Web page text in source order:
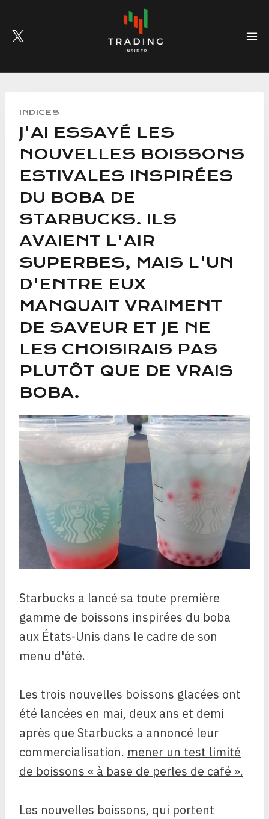
content
INDICES
J'AI ESSAYÉ LES
NOUVELLES BOISSONS
ESTIVALES INSPIRÉES
DU BOBA DE
STARBUCKS. ILS
AVAIENT L'AIR
SUPERBES, MAIS L'UN
D'ENTRE EUX
MANQUAIT VRAIMENT
DE SAVEUR ET JE NE
LES CHOISIRAIS PAS
PLUTÔT QUE DE VRAIS
BOBA.
Starbucks a lancé sa toute première
gamme de boissons inspirées du boba
aux États-Unis dans le cadre de son
menu d'été.
Les trois nouvelles boissons glacées ont
été lancées en mai, deux ans et demi
après que Starbucks a annoncé leur
commercialisation. mener un test limité
de boissons « à base de perles de café ».
Les nouvelles boissons, qui portent